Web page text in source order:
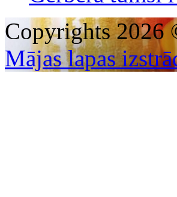
Copyrights 2026
Mājas lapas